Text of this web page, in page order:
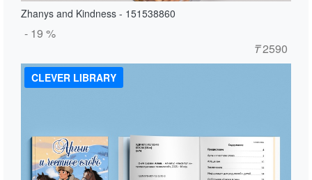
Zhanys and Kindness - 151538860
- 19 %
₸2590
CLEVER LIBRARY